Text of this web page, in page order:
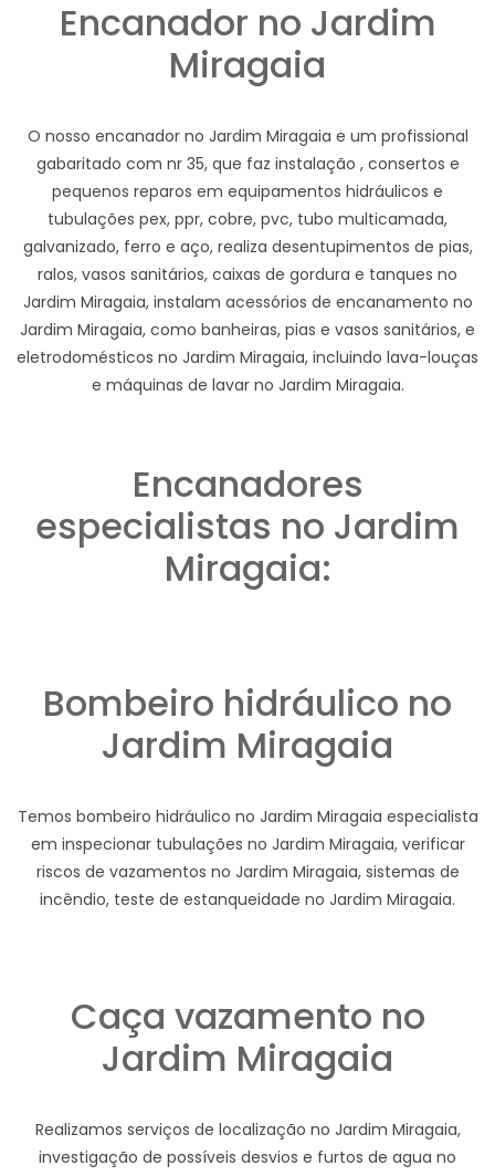
Encanador no Jardim
Miragaia
O nosso encanador no Jardim Miragaia e um profissional
gabaritado com nr 35, que faz instalação , consertos e
pequenos reparos em equipamentos hidráulicos e
tubulações pex, ppr, cobre, pvc, tubo multicamada,
galvanizado, ferro e aço, realiza desentupimentos de pias,
ralos, vasos sanitários, caixas de gordura e tanques no
Jardim Miragaia, instalam acessórios de encanamento no
Jardim Miragaia, como banheiras, pias e vasos sanitários, e
eletrodomésticos no Jardim Miragaia, incluindo lava-louças
e máquinas de lavar no Jardim Miragaia.
Encanadores
especialistas no Jardim
Miragaia:
Bombeiro hidráulico no
Jardim Miragaia
Temos bombeiro hidráulico no Jardim Miragaia especialista
em inspecionar tubulações no Jardim Miragaia, verificar
riscos de vazamentos no Jardim Miragaia, sistemas de
incêndio, teste de estanqueidade no Jardim Miragaia.
Caça vazamento no
Jardim Miragaia
Realizamos serviços de localização no Jardim Miragaia,
investigação de possíveis desvios e furtos de agua no